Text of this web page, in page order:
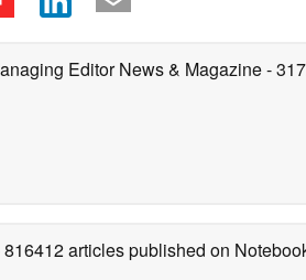
Editor News & Magazine-
816412 articles published on